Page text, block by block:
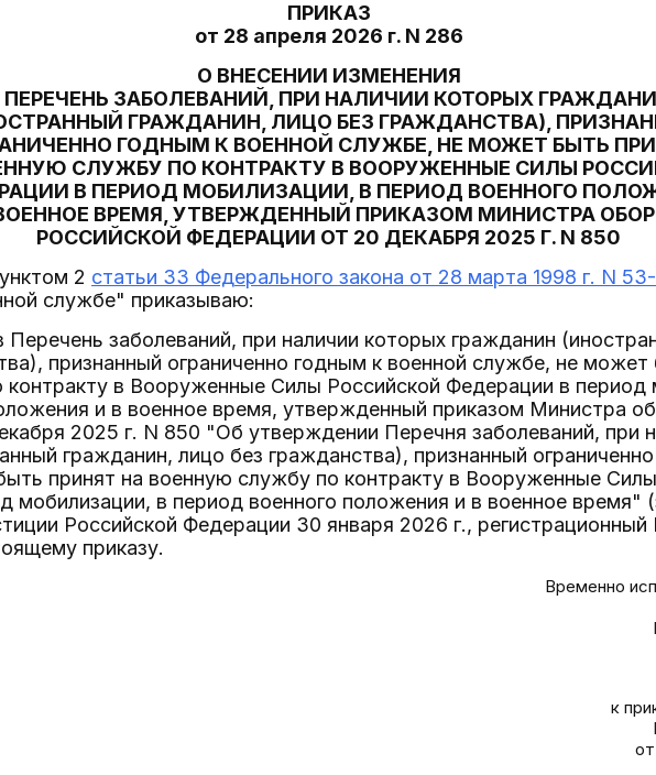
ПРИКАЗ
от 28 апреля 2026 г. N 286
О ВНЕСЕНИИ ИЗМЕНЕНИЯ
ПЕРЕЧЕНЬ ЗАБОЛЕВАНИЙ, ПРИ НАЛИЧИИ КОТОРЫХ
ГРАЖДАНИН, ЛИЦО БЕЗ ГРАЖДАНСТВА),
ГОДНЫМ К ВОЕННОЙ СЛУЖБЕ, НЕ МОЖЕТ БЫТЬ
СЛУЖБУ ПО КОНТРАКТУ В ВООРУЖЕННЫЕ СИЛЫ
В ПЕРИОД МОБИЛИЗАЦИИ, В ПЕРИОД ВОЕННОГО
ВРЕМЯ, УТВЕРЖДЕННЫЙ ПРИКАЗОМ МИНИСТРА
РОССИЙСКОЙ ФЕДЕРАЦИИ ОТ 20 ДЕКАБРЯ 2025 Г. N 850
2 статьи 33 Федерального закона от 28 марта 1998 г. N
службе" приказываю:
Перечень заболеваний, при наличии которых гражданин
признанный ограниченно годным к военной службе, не может
в Вооруженные Силы Российской Федерации в период
и в военное время, утвержденный приказом Министра
2025 г. N 850 "Об утверждении Перечня заболеваний, при
гражданин, лицо без гражданства), признанный
принят на военную службу по контракту в Вооруженные
мобилизации, в период военного положения и в военное время"
Российской Федерации 30 января 2026 г., регистрационный
приказу.
Временно
к